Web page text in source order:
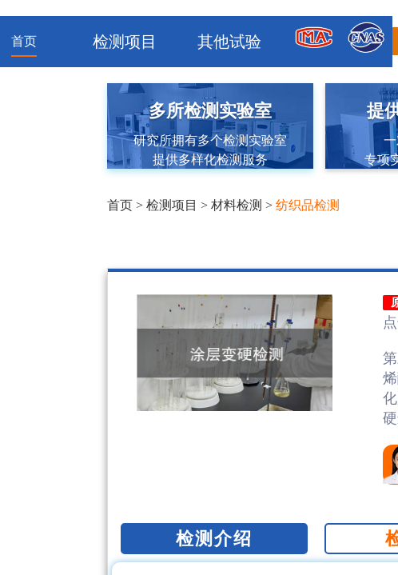
首页 检测项目 其他试验
多所检测实验室
研究所拥有多个检测实验室
提供多样化检测服务
提
专项
首页 >检测项目 >材料检测 >纺织品检测
检测介绍